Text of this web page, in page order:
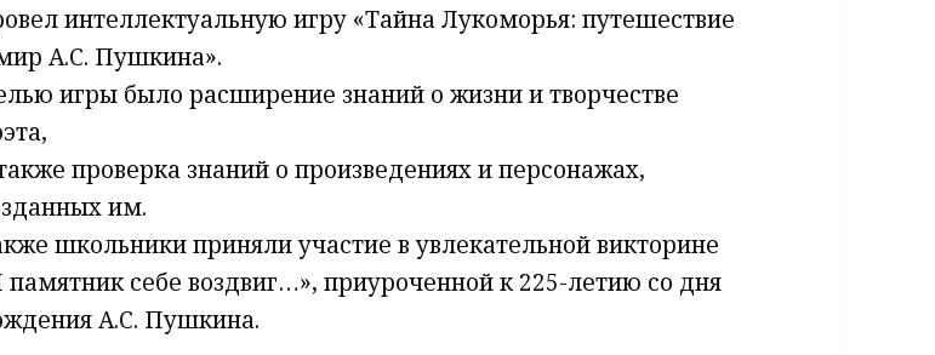
интеллектуальную игру «Тайна Лукоморья: путешествие
А.С. Пушкина».
игры было расширение знаний о жизни и творчестве
проверка знаний о произведениях и персонажах,
им.
школьники приняли участие в увлекательной викторине
памятник себе воздвиг…», приуроченной к 225-летию со дня
А.С. Пушкина.